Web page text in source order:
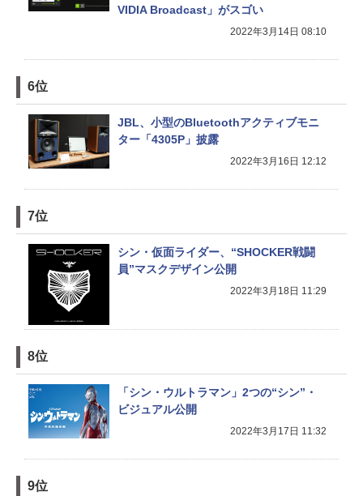
VIDIA Broadcast」がスゴい
2022年3月14日 08:10
6位
JBL、小型のBluetoothアクティブモニ
ター「4305P」披露
2022年3月16日 12:12
7位
シン・仮面ライダー、“SHOCKER戦闘
員”マスクデザイン公開
2022年3月18日 11:29
8位
「シン・ウルトラマン」2つの“シン”・
ビジュアル公開
2022年3月17日 11:32
9位